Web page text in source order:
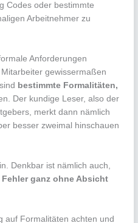
Codes oder bestimmte
Arbeitnehmer zu
Anforderungen
gewissermaßen
bestimmte Formalitäten,
Der kundige Leser, also der
merkt dann nämlich
besser zweimal hinschauen
Denkbar ist nämlich auch,
Fehler ganz ohne Absicht
auf Formalitäten achten und